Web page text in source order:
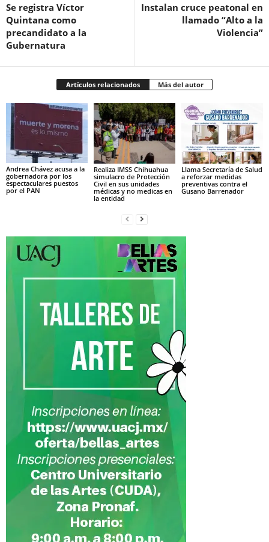
Se registra Víctor
Quintana como
precandidato a la
Gubernatura
Instalan cruce peatonal en
llamado “Alto a la
Violencia”
Artículos relacionados Más del autor
Andrea Chávez acusa a la
gobernadora por los
espectaculares puestos
por el PAN
Realiza IMSS Chihuahua
simulacro de Protección
Civil en sus unidades
médicas y no medicas en
la entidad
Llama Secretaría de Salud
a reforzar medidas
preventivas contra el
Gusano Barrenador